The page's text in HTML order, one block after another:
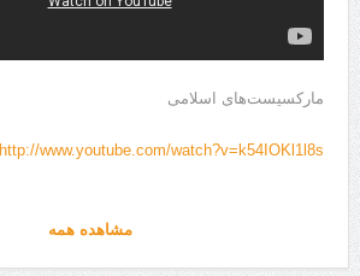
مارکسیست‌های اسلامی
http://www.youtube.com/watch?v=k54IOKl1l8s
مشاهده همه